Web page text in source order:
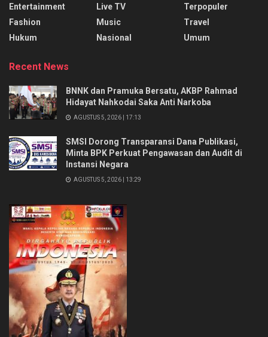
Entertainment
Fashion
Hukum
Live TV
Music
Nasional
Terpopuler
Travel
Umum
Recent News
BNNK dan Pramuka Bersatu, AKBP Rahmad
Hidayat Nahkodai Saka Anti Narkoba
AGUSTUS 5, 2026 | 17:13
SMSI Dorong Transparansi Dana Publikasi,
Minta BPK Perkuat Pengawasan dan Audit di
Instansi Negara
AGUSTUS 5, 2026 | 13:29